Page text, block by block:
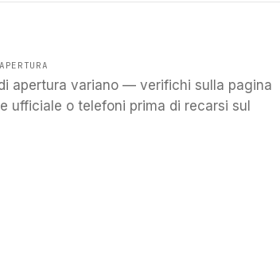
apertura variano — verifichi sulla pagina
ufficiale o telefoni prima di recarsi sul